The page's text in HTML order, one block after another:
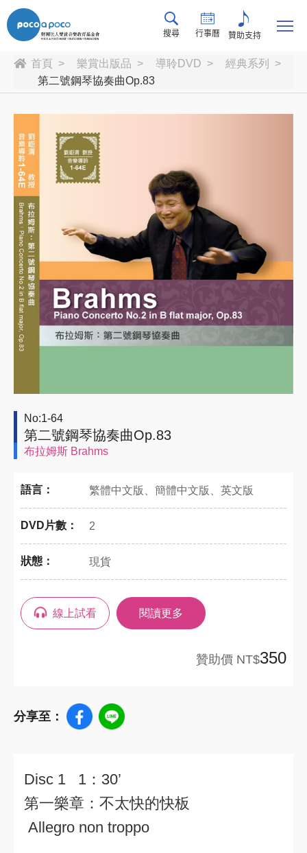
搜尋 行事曆 贊助支持
首頁 樂賞出版品 導聆DVD
經典系列
第二號鋼琴協奏曲Op.83
No:1-64
第二號鋼琴協奏曲Op.83
布拉姆斯 Brahms
語言： 繁體中文版、簡體中文版、英文版
DVD片數： 2
狀態： 現貨
線上試看 閱讀更多
贊助價 NT$350
分享至：
Disc 1 1：30’
第一樂章：不太快的快板
Allegro non troppo